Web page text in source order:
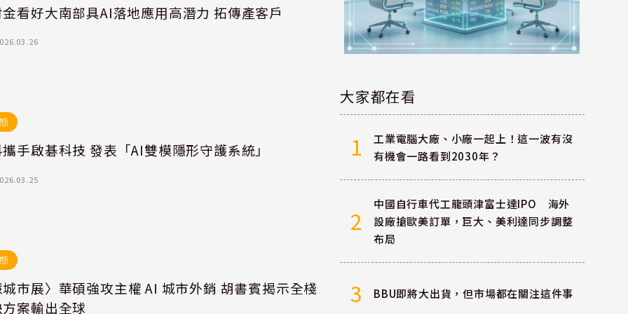
看好大南部具AI落地應用高潛力 拓傳產客戶
手啟碁科技 發表「AI雙模隱形守護系統」
市展〉華碩強攻主權 AI 城市外銷 胡書賓揭示全棧
案輸出全球
大家都在看
1
工業電腦大廠、小廠一起上！這一波有沒
有機會一路看到2030年？
2
中國自行車代工龍頭津富士達IPO 海外
設廠搶歐美訂單，巨大、美利達同步調整
布局
3 BBU即將大出貨，但市場都在關注這件事